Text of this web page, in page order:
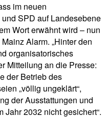
im neuen
SPD auf Landesebene
Wort erwähnt wird – nun
Alarm. „Hinter den
organisatorisches
Mitteilung an die Presse:
der Betrieb des
„völlig ungeklärt“,
der Ausstattungen und
Jahr 2032 nicht gesichert“.